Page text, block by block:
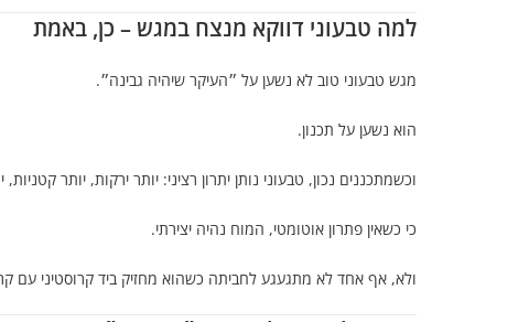
למה טבעוני דווקא מנצח במגש – כן, באמת
מגש טבעוני טוב לא נשען על ״העיקר שיהיה גבינה״.
הוא נשען על תכנון.
וכשמתכננים נכון, טבעוני נותן יתרון רציני: יותר ירקות, יותר
כי כשאין פתרון אוטומטי, המוח נהיה יצירתי.
ולא, אף אחד לא מתגעגע לחביתה כשהוא מחזיק ביד קרוסטיני עם